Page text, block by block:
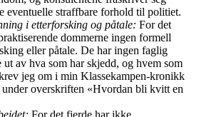
eventuelle straffbare forhold til politiet.
i etterforsking og påtale: For det
dommerne ingen formell
eller påtale. De har ingen faglig
av hva som har skjedd, og hvem som
jeg om i min Klassekampen-kronikk
under overskriften «Hvordan bli kvitt en
For det fjerde har ikke